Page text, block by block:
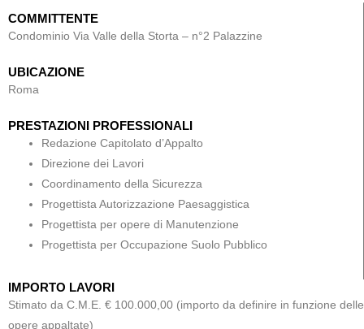
COMMITTENTE
Condominio Via Valle della Storta – n°2 Palazzine
UBICAZIONE
Roma
PRESTAZIONI PROFESSIONALI
Redazione Capitolato d’Appalto
Direzione dei Lavori
Coordinamento della Sicurezza
Progettista Autorizzazione Paesaggistica
Progettista per opere di Manutenzione
Progettista per Occupazione Suolo Pubblico
IMPORTO LAVORI
Stimato da C.M.E. € 100.000,00 (importo da definire in funzione delle
opere appaltate)